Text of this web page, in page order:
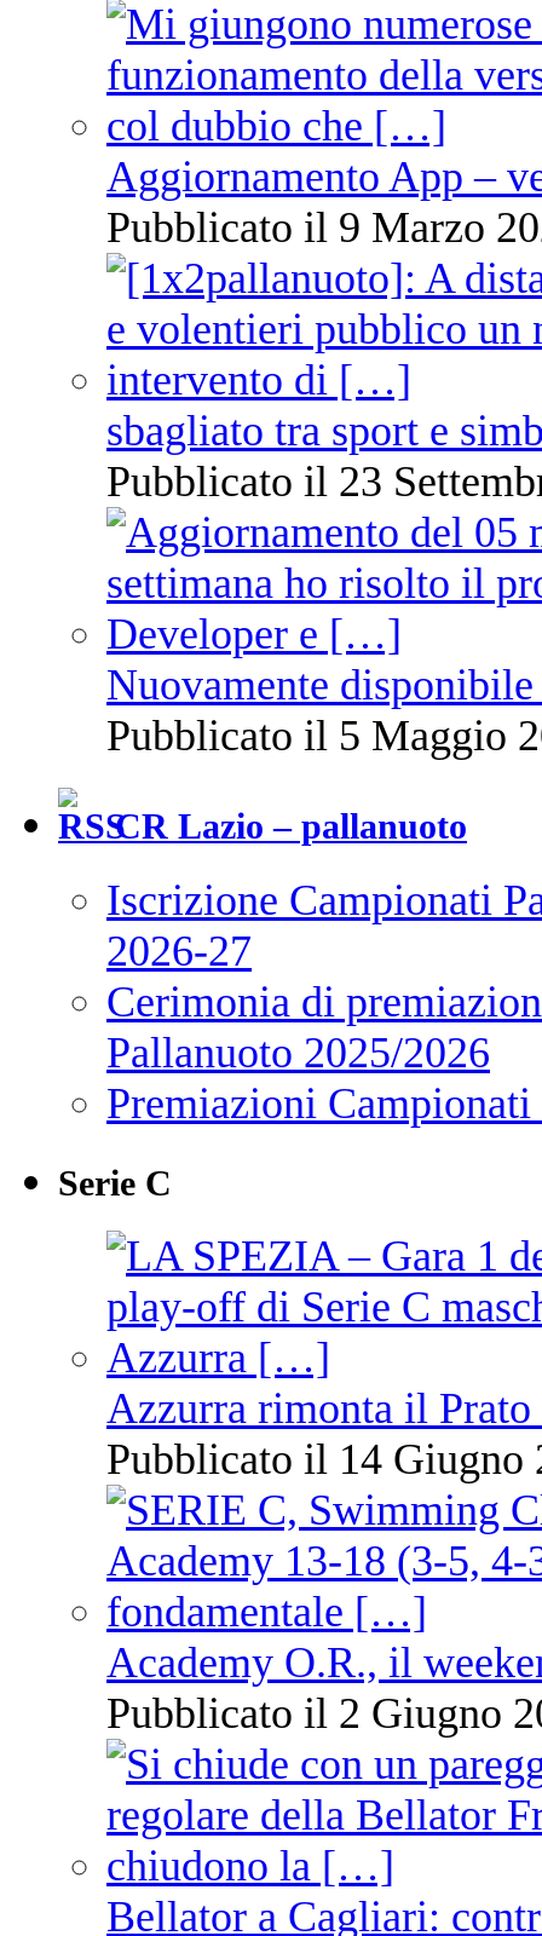
Aggiornamento App –
Pubblicato il 9 Marzo
sbagliato tra sport e
Pubblicato il 23
Nuovamente
Pubblicato il 5 Maggio
CR Lazio – pallanuoto
Iscrizione Campionati
2026-27
Cerimonia di
Pallanuoto 2025/2026
Premiazioni
Serie C
Azzurra rimonta il Prato
Pubblicato il 14 Giugno
Academy O.R., il
Pubblicato il 2 Giugno
Bellator a Cagliari: